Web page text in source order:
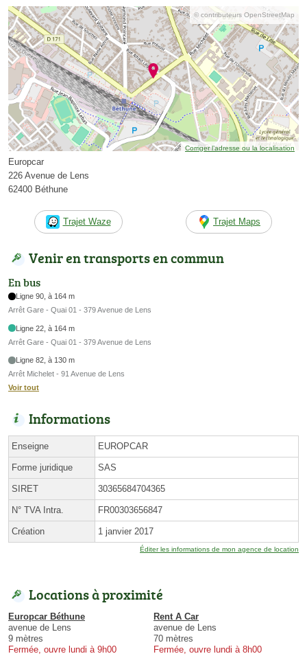
© contributeurs OpenStreetMap
Corriger l’adresse ou la localisation
Europcar
226 Avenue de Lens
62400 Béthune
Trajet Waze Trajet Maps
Venir en transports en commun
En bus
Ligne 90, à 164 m
Arrêt Gare - Quai 01 - 379 Avenue de Lens
Ligne 22, à 164 m
Arrêt Gare - Quai 01 - 379 Avenue de Lens
Ligne 82, à 130 m
Arrêt Michelet - 91 Avenue de Lens
Voir tout
Informations
Enseigne EUROPCAR
Forme juridique SAS
SIRET 30365684704365
N° TVA Intra. FR00303656847
Création 1 janvier 2017
Éditer les informations de mon agence de location
Locations à proximité
Europcar Béthune
avenue de Lens
9 mètres
Fermée, ouvre lundi à 9h00
Rent A Car
avenue de Lens
70 mètres
Fermée, ouvre lundi à 8h00